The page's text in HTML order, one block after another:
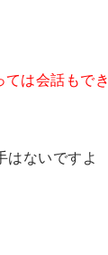
は会話もでき
はないですよ